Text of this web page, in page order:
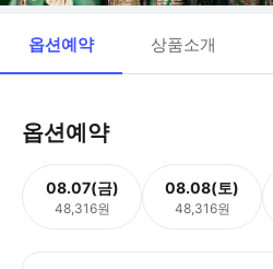
옵션예약 상품소개
옵션예약
08.07(금)
48,316원
08.08(토)
48,316원